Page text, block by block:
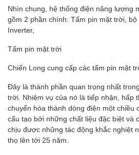
Nhìn chung, hệ thống điện năng lượng
gồm 2 phần chính: Tấm pin mặt trời,
Inverter,
Tấm pin mặt trời
Chiến Long cung cấp các tấm pin mặt
Đây là thành phần quan trọng nhất
trời. Nhiệm vụ của nó là tiếp nhận, hấp
chuyển hóa thành dòng điện một chiều
cấu tạo bởi những chất liệu đặc biệt và
chịu được những tác động khắc nghiệt
thọ lên tới 25 năm.